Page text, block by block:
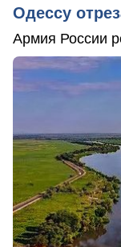
Одессу
Армия России